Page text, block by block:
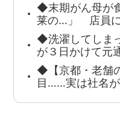
◆末期がん母が
莱の…」 店員
◆洗濯してしま
が３日かけて元
◆【京都・老舗
目……実は社名